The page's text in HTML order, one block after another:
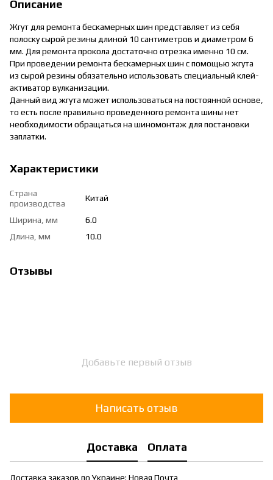
Описание
Жгут для ремонта бескамерных шин представляет из себя
полоску сырой резины длиной 10 сантиметров и диаметром 6
мм. Для ремонта прокола достаточно отрезка именно 10 см.
При проведении ремонта бескамерных шин с помощью жгута
из сырой резины обязательно использовать специальный клей-
активатор вулканизации.
Данный вид жгута может использоваться на постоянной основе,
то есть после правильно проведенного ремонта шины нет
необходимости обращаться на шиномонтаж для постановки
заплатки.
Характеристики
Страна
производства
Китай
Ширина, мм
6.0
Длина, мм
10.0
Отзывы
Добавьте первый отзыв
Написать отзыв
Доставка Оплата
Доставка заказов по Украине: Новая Почта,